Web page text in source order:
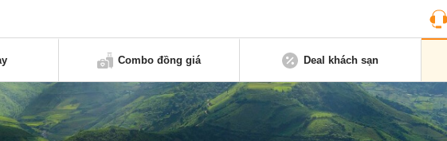
Combo đồng giá Deal khách sạn